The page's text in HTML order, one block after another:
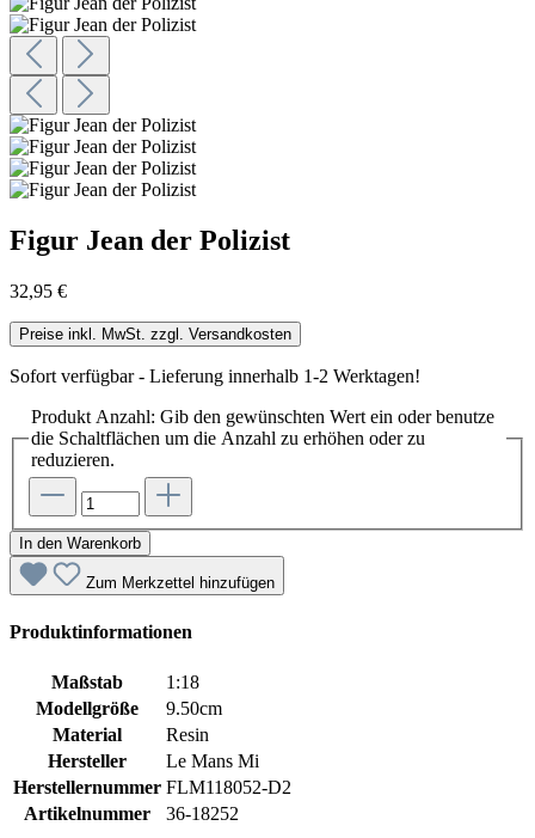
Figur Jean der Polizist
32,95 €
Preise inkl. MwSt. zzgl. Versandkosten
Sofort verfügbar - Lieferung innerhalb 1-2 Werktagen!
Produkt Anzahl: Gib den gewünschten Wert ein oder benutze
die Schaltflächen um die Anzahl zu erhöhen oder zu
reduzieren.
In den Warenkorb
Zum Merkzettel hinzufügen
Produktinformationen
Maßstab
1:18
Modellgröße
9.50cm
Material
Resin
Hersteller
Le Mans Mi
Herstellernummer FLM118052-D2
Artikelnummer
36-18252